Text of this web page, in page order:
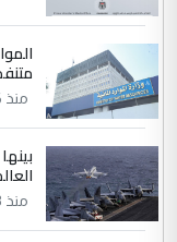
منذ 6 ساعة
منذ 13 ساعة